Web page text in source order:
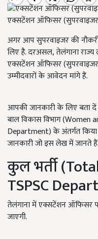
एक्सटेंशन ऑफिसर
अगर आप सुपरवाइजर की
लिए है. दरअसल, तेलंगाना
एक्सटेंशन ऑफिसर
उम्मीदवारों के आवेदन मांगे हैं.
आपकी जानकारी के लिए बता दें
बाल विकास विभाग (Women
Department) के अंतर्गत
जानकारी जो इस लेख में जानते हैं.
कुल भर्ती
TSPSC
तेलंगाना में एक्सटेंशन ऑफिसर
जाएगी.